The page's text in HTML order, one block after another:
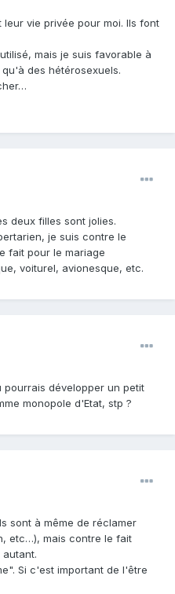
vie privée pour moi. Ils font
mais je suis favorable à
des hétérosexuels.
deux filles sont jolies.
je suis contre le
fait pour le mariage
voiturel, avionesque, etc.
développer un petit
monopole d'Etat, stp ?
sont à même de réclamer
etc…), mais contre le fait
Si c'est important de l'être